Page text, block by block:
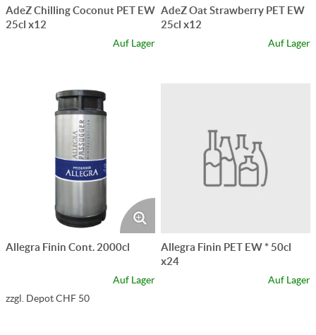
AdeZ Chilling Coconut PET EW
25cl x12
Auf Lager
AdeZ Oat Strawberry PET EW
25cl x12
Auf Lager
Allegra Finin Cont. 2000cl
Auf Lager
zzgl. Depot CHF 50
Allegra Finin PET EW * 50cl
x24
Auf Lager